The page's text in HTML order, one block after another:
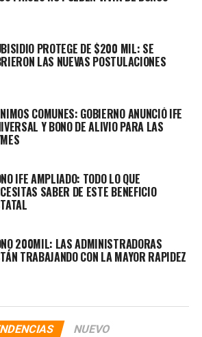
SEMANA TE TOCA VACUNA
PROTEGE DE $200 MIL: SE
LAS NUEVAS POSTULACIONES
COMUNES: GOBIERNO ANUNCIÓ IFE
Y BONO DE ALIVIO PARA LAS
IFE AMPLIADO: TODO LO QUE
SABER DE ESTE BENEFICIO
200MIL: LAS ADMINISTRADORAS
TRABAJANDO CON LA MAYOR RAPIDEZ
NUEVO